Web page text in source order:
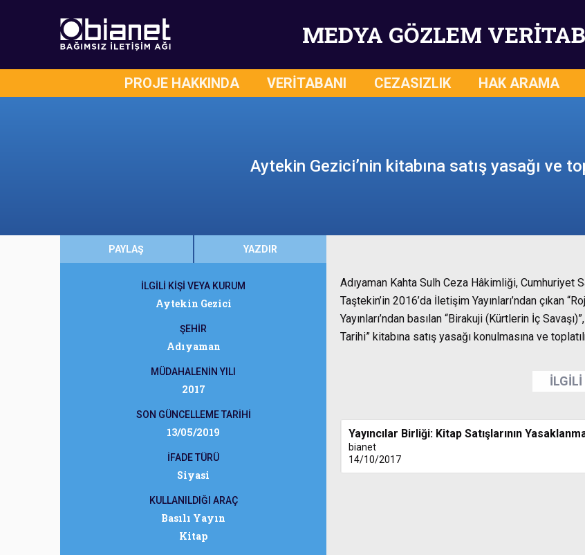
MEDYA GÖZLEM
PROJE HAKKINDA VERİTABANI CEZASIZLIK HAK ARAMA
Aytekin Gezici’nin kitabına satış yasağı ve
PAYLAŞ YAZDIR
İLGİLİ KİŞİ VEYA KURUM
Aytekin Gezici
ŞEHİR
Adıyaman
MÜDAHALENİN YILI
2017
SON GÜNCELLEME TARİHİ
13/05/2019
İFADE TÜRÜ
Siyasi
KULLANILDIĞI ARAÇ
Basılı Yayın
Kitap
Adıyaman Kahta Sulh Ceza Hâkimliği, Cumhuriyet
Taştekin’in 2016’da İletişim Yayınları’ndan çıkan
Yayınları’ndan basılan “Birakuji (Kürtlerin İç
Tarihi” kitabına satış yasağı konulmasına ve
İLGİLİ
Yayıncılar Birliği: Kitap Satışlarının
bianet
14/10/2017